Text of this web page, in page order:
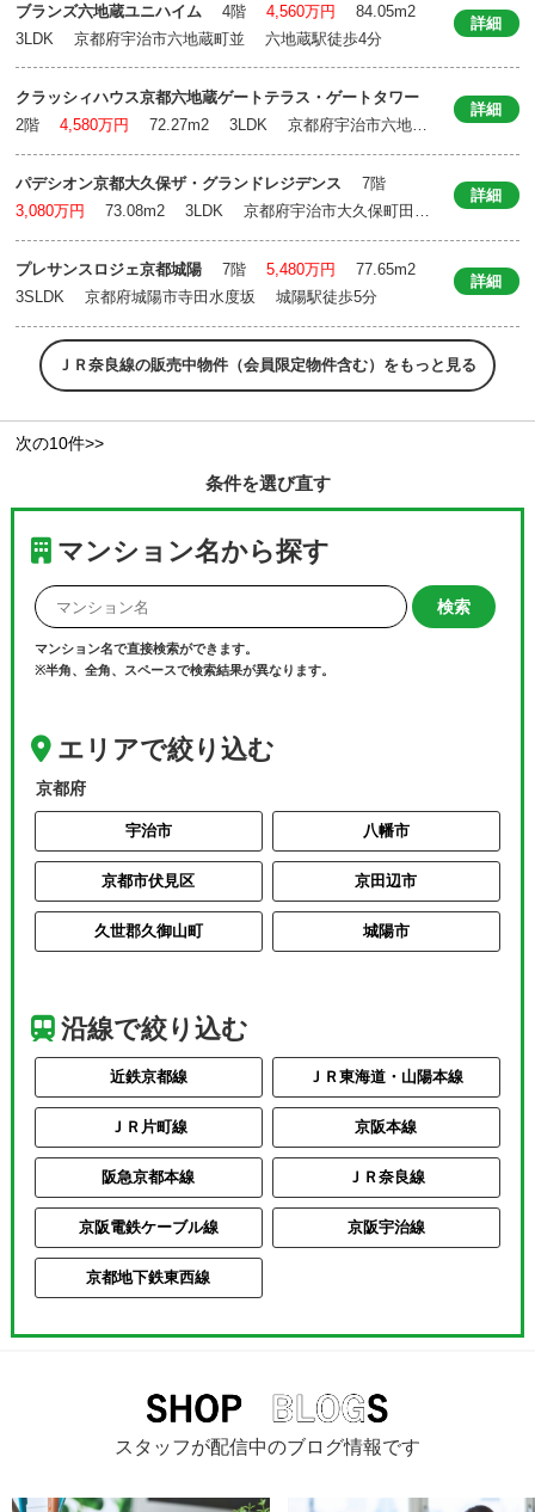
ブランズ六地蔵ユニハイム 4階4,560万円 84.05m2
3LDK 京都府宇治市六地蔵町並 六地蔵駅徒歩4分
詳細
クラッシィハウス京都六地蔵ゲートテラス・ゲートタワー
2階4,580万円 72.27m2 3LDK 京都府宇治市六地蔵
奈良町 六地蔵駅徒歩4分
詳細
パデシオン京都大久保ザ・グランドレジデンス
7階
3,080万円
73.08m2 3LDK 京都府宇治市大久保町田
原 新田駅徒歩18分
詳細
プレサンスロジェ京都城陽 7階5,480万円 77.65m2
3SLDK 京都府城陽市寺田水度坂 城陽駅徒歩5分
詳細
ＪＲ奈良線の販売中物件（会員限定物件含む）をもっと見る
次の10件>>
条件を選び直す
マンション名から探す
マンション名で直接検索ができます。
※半角、全角、スペースで検索結果が異なります。
エリアで絞り込む
京都府
宇治市 八幡市
京都市伏見区 京田辺市
久世郡久御山町 城陽市
沿線で絞り込む
近鉄京都線 ＪＲ東海道・山陽本線
ＪＲ片町線 京阪本線
阪急京都本線 ＪＲ奈良線
京阪電鉄ケーブル線 京阪宇治線
京都地下鉄東西線
スタッフが配信中のブログ情報です